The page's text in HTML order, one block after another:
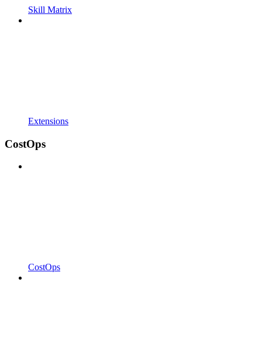
Skill Matrix
Extensions
CostOps
CostOps